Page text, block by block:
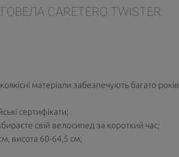
CARETERO TWISTER:
матеріали забезпечують багато років
сертифікати;
збираєте свій велосипед за короткий час;
висота 60-64,5 см;